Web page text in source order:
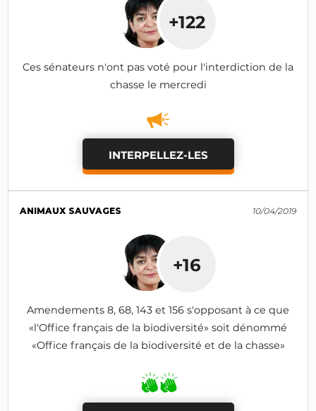
+122
Ces sénateurs n'ont pas voté pour l'interdiction de la
chasse le mercredi
INTERPELLEZ-LES
ANIMAUX SAUVAGES 10/04/2019
+16
Amendements 8, 68, 143 et 156 s'opposant à ce que
«l'Office français de la biodiversité» soit dénommé
«Office français de la biodiversité et de la chasse»